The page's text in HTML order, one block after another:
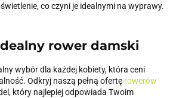
co czyni je idealnymi na wyprawy.
rower damski
wybór dla każdej kobiety, która ceni
Odkryj naszą pełną ofertę rowerów
który najlepiej odpowiada Twoim